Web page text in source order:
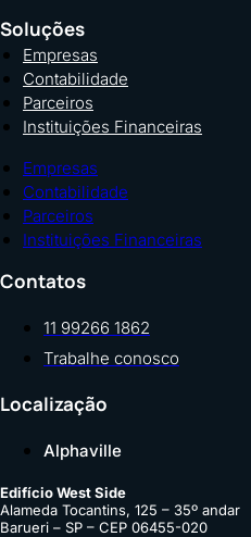
Soluções
Empresas
Contabilidade
Parceiros
Instituições Financeiras
Empresas
Contabilidade
Parceiros
Instituições Financeiras
Contatos
11 99266 1862
Trabalhe conosco
Localização
Alphaville
Edifício West Side
Alameda Tocantins, 125 – 35º andar
Barueri – SP – CEP 06455-020